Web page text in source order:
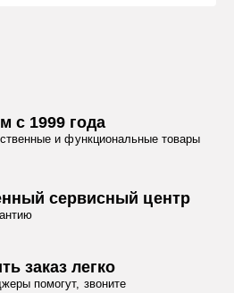
с 1999 года
и функциональные товары
сервисный центр
заказ легко
помогут, звоните